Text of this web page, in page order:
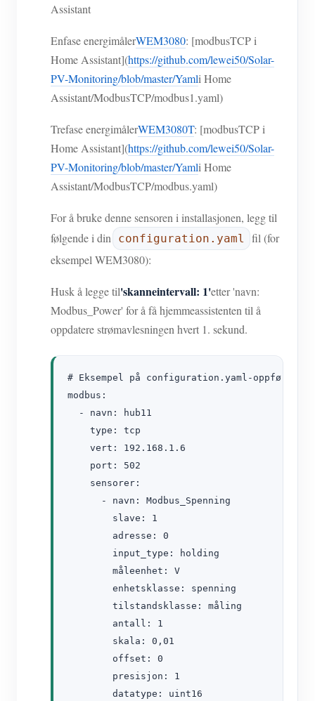
Assistant
Enfase energimålerWEM3080: [modbusTCP i
Home Assistant](https://github.com/lewei50/Solar-
PV-Monitoring/blob/master/Yamli Home
Assistant/ModbusTCP/modbus1.yaml)
Trefase energimålerWEM3080T: [modbusTCP i
Home Assistant](https://github.com/lewei50/Solar-
PV-Monitoring/blob/master/Yamli Home
Assistant/ModbusTCP/modbus.yaml)
For å bruke denne sensoren i installasjonen, legg til
følgende i din
configuration.yaml
fil (for
eksempel WEM3080):
Husk å legge til'skanneintervall: 1'etter 'navn:
Modbus_Power' for å få hjemmeassistenten til å
oppdatere strømavlesningen hvert 1. sekund.
# Eksempel på configuration.yaml-
modbus:
  - navn: hub11
    type: tcp
    vert: 192.168.1.6
    port: 502
    sensorer:
      - navn: Modbus_Spenning
        slave: 1
        adresse: 0
        input_type: holding
        måleenhet: V
        enhetsklasse: spenning
        tilstandsklasse: måling
        antall: 1
        skala: 0,01
        offset: 0
        presisjon: 1
        datatype: uint16